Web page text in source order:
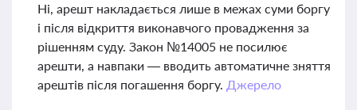
Ні, арешт накладається лише в межах суми боргу
і після відкриття виконавчого провадження за
рішенням суду. Закон №14005 не посилює
арешти, а навпаки — вводить автоматичне зняття
арештів після погашення боргу. Джерело